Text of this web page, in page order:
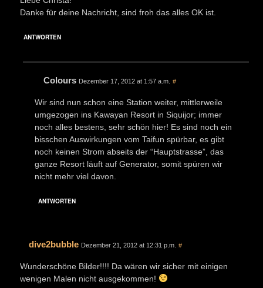
Danke für deine Nachricht, sind froh das alles OK ist.
ANTWORTEN
Colours Dezember 17, 2012 at 1:57 a.m. #
Wir sind nun schon eine Station weiter, mittlerweile
umgezogen ins Kawayan Resort in Siquijor; immer
noch alles bestens, sehr schön hier! Es sind noch ein
bisschen Auswirkungen vom Taifun spürbar, es gibt
noch keinen Strom abseits der “Hauptstrasse”, das
ganze Resort läuft auf Generator, somit spüren wir
nicht mehr viel davon.
ANTWORTEN
dive2bubble Dezember 21, 2012 at 12:31 p.m. #
Wunderschöne Bilder!!!! Da wären wir sicher mit einigen
wenigen Malen nicht ausgekommen!